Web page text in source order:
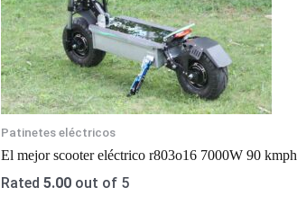
Patinetes eléctricos
El mejor scooter eléctrico r803o16 7000W 90 kmph
Rated 5.00out of 5